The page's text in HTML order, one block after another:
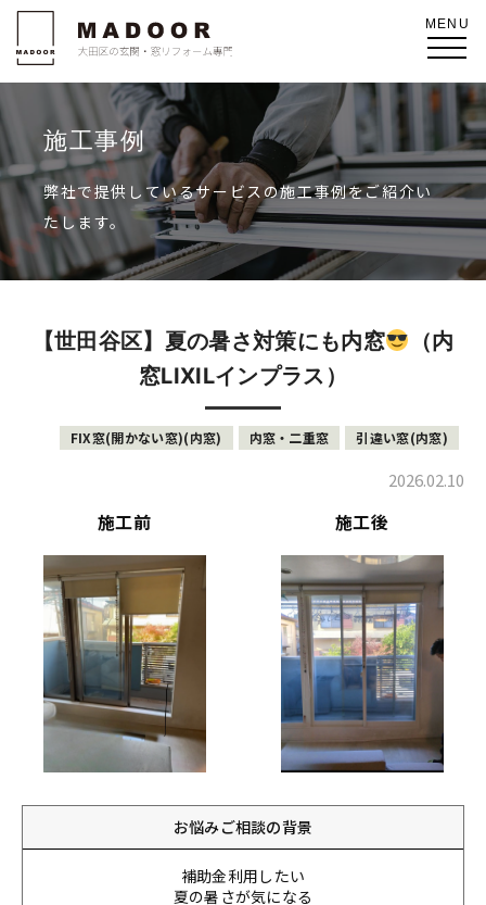
施工事例
弊社で提供しているサービスの施工事例をご紹介い
たします。
【世田谷区】夏の暑さ対策にも内窓
（内
窓LIXILインプラス）
FIX窓(開かない窓)(内窓) 内窓・二重窓 引違い窓(内窓)
2026.02.10
施工前 施工後
お悩みご相談の背景
補助金利用したい
夏の暑さが気になる